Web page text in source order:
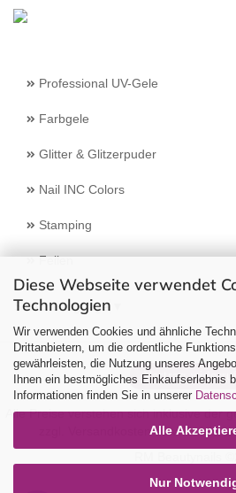
Diese Webseite verwendet
Technologien
Wir verwenden Cookies und ähnliche
Drittanbietern, um die ordentliche
gewährleisten, die Nutzung unseres
Ihnen ein bestmögliches Einkaufserlebnis
Informationen finden Sie in unserer
Alle
Nur
Professional UV-Gele
Farbgele
Glitter & Glitzerpuder
Nail INC Colors
Stamping
Feilen
Select Language
Vertrag
Alle Preise verstehen sich inklusive der
Versandkostensoweit nicht